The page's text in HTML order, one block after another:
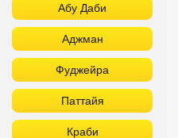
Пхукет
Нячанг
Фукуок
Куба
Бали